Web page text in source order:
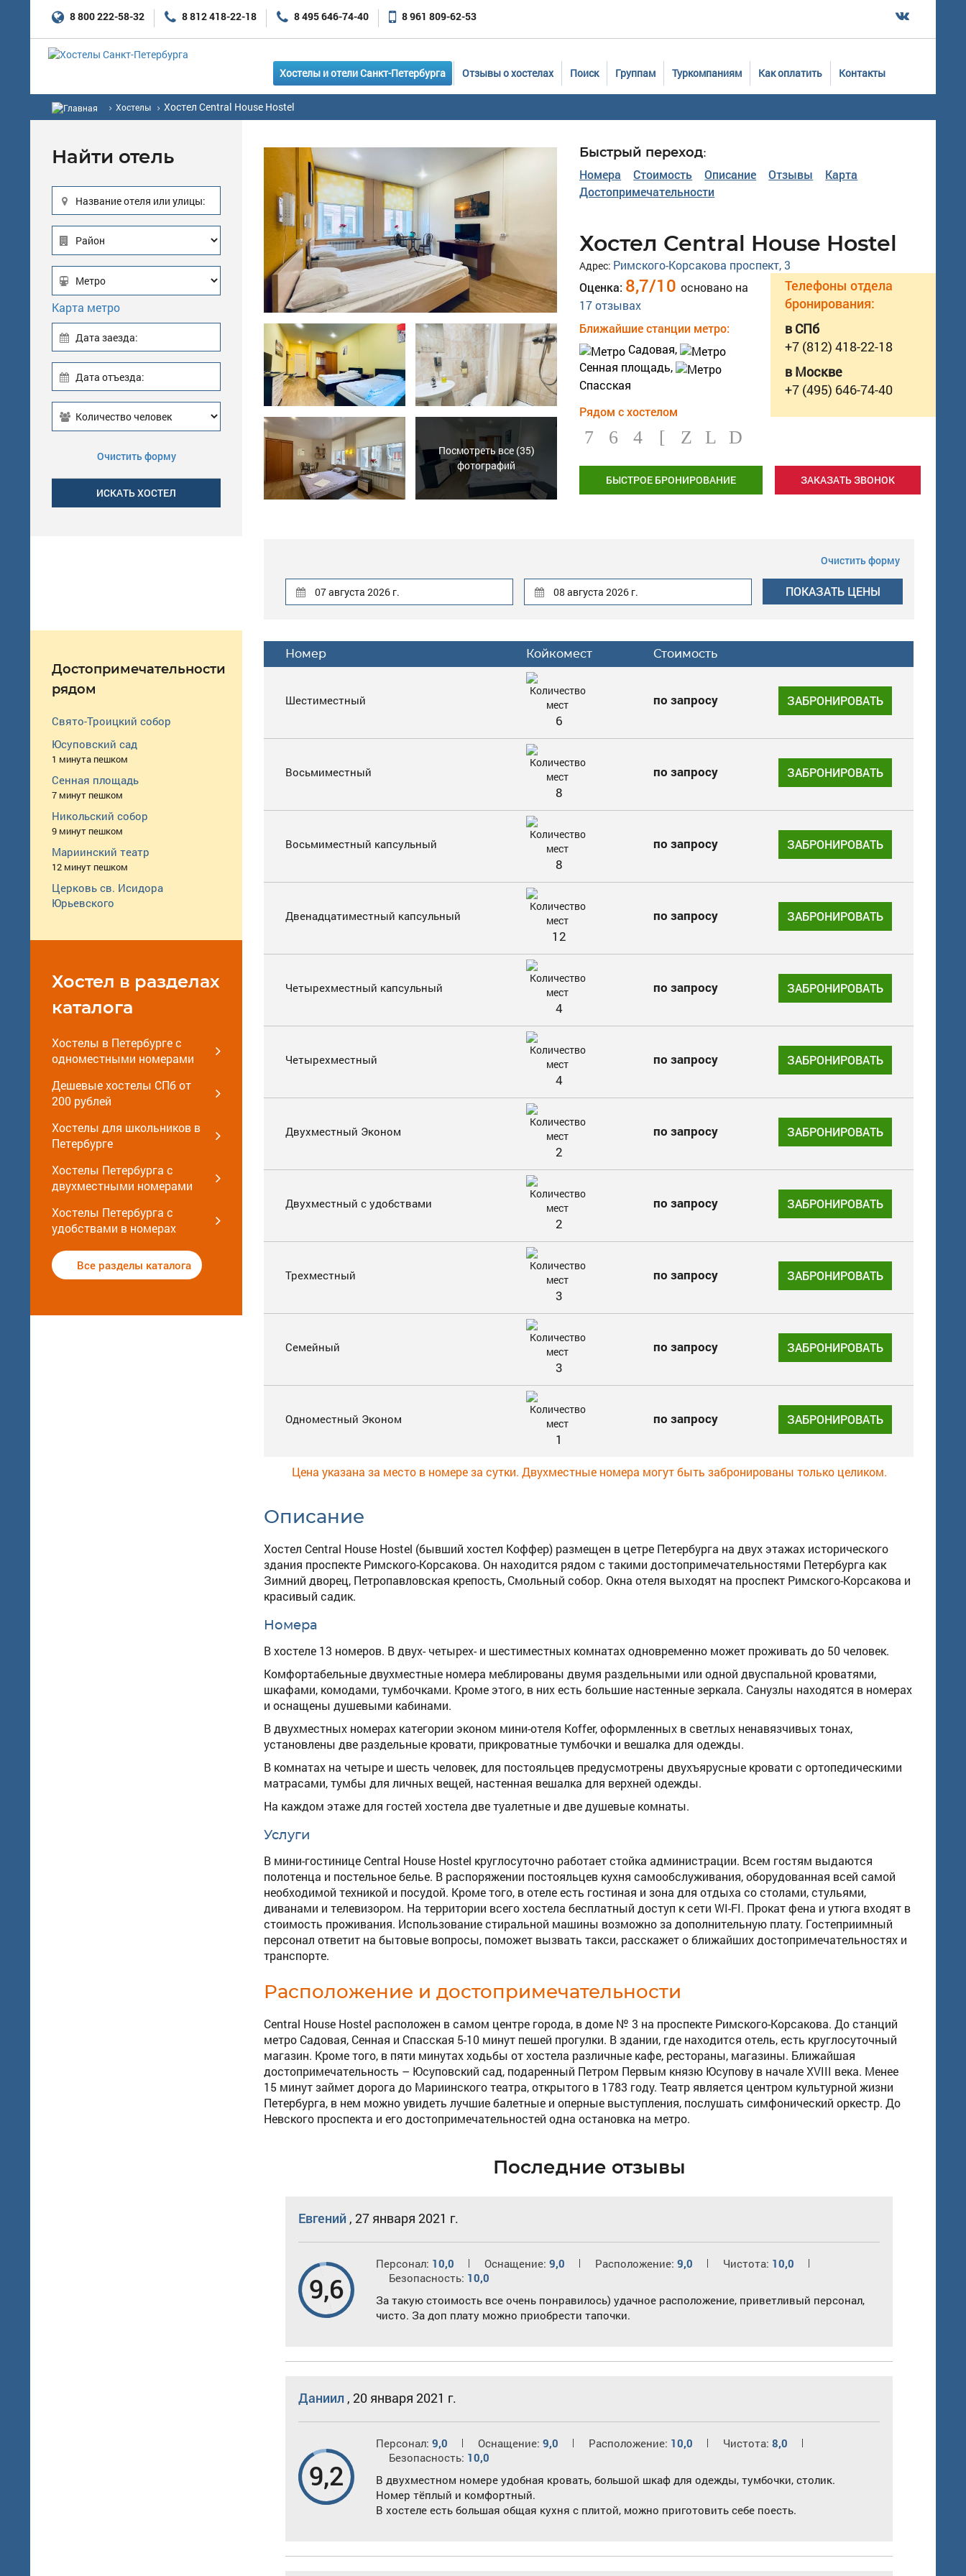
8 800 222-58-32 8 812 418-22-18 8 495 646-74-40 8 961 809-62-53
Хостелы и отели Санкт-Петербурга Отзывы о хостелах Поиск Группам Туркомпаниям Как оплатить Контакты
Хостелы Хостел Central House Hostel
Найти отель
Название отеля или улицы:
Карта метро
Дата заезда:
Дата отъезда:
Очистить форму
Достопримечательности
рядом
Свято-Троицкий собор
Юсуповский сад
1 минута пешком
Сенная площадь
7 минут пешком
Никольский собор
9 минут пешком
Мариинский театр
12 минут пешком
Церковь св. Исидора
Юрьевского
Хостел в разделах
каталога
Хостелы в Петербурге с
одноместными номерами
Дешевые хостелы СПб от
200 рублей
Хостелы для школьников в
Петербурге
Хостелы Петербурга с
двухместными номерами
Хостелы Петербурга с
удобствами в номерах
Все разделы каталога
Посмотреть все (35)
фотографий
Быстрый переход:
Номера Стоимость Описание Отзывы
Карта
Достопримечательности
Хостел Central House Hostel
Адрес: Римского-Корсакова проспект, 3
Оценка: 8,7/10 основано на
17отзывах
Ближайшие станции метро:
Садовая,
Сенная площадь,
Спасская
Телефоны отдела
бронирования:
в СПб
+7 (812) 418-22-18
в Москве
+7 (495) 646-74-40
Рядом с хостелом
БЫСТРОЕ БРОНИРОВАНИЕ ЗАКАЗАТЬ ЗВОНОК
Очистить форму
07 августа 2026 г. 08 августа 2026 г. ПОКАЗАТЬ ЦЕНЫ
Номер Койкомест Стоимость
Шестиместный
6
по запросу ЗАБРОНИРОВАТЬ
Восьмиместный
8
по запросу ЗАБРОНИРОВАТЬ
Восьмиместный капсульный
8
по запросу ЗАБРОНИРОВАТЬ
Двенадцатиместный капсульный
12
по запросу ЗАБРОНИРОВАТЬ
Четырехместный капсульный
4
по запросу ЗАБРОНИРОВАТЬ
Четырехместный
4
по запросу ЗАБРОНИРОВАТЬ
Двухместный Эконом
2
по запросу ЗАБРОНИРОВАТЬ
Двухместный с удобствами
2
по запросу ЗАБРОНИРОВАТЬ
Трехместный
3
по запросу ЗАБРОНИРОВАТЬ
Семейный
3
по запросу ЗАБРОНИРОВАТЬ
Одноместный Эконом
1
по запросу ЗАБРОНИРОВАТЬ
Цена указана за место в номере за сутки. Двухместные номера могут быть забронированы только целиком.
Описание
Хостел Central House Hostel (бывший хостел Коффер) размещен в цетре Петербурга на двух этажах исторического
здания проспекте Римского-Корсакова. Он находится рядом с такими достопримечательностями Петербурга как
Зимний дворец, Петропавловская крепость, Смольный собор. Окна отеля выходят на проспект Римского-Корсакова и
красивый садик.
Номера
В хостеле 13 номеров. В двух- четырех- и шестиместных комнатах одновременно может проживать до 50 человек.
Комфортабельные двухместные номера меблированы двумя раздельными или одной двуспальной кроватями,
шкафами, комодами, тумбочками. Кроме этого, в них есть большие настенные зеркала. Санузлы находятся в номерах
и оснащены душевыми кабинами.
В двухместных номерах категории эконом мини-отеля Koffer, оформленных в светлых ненавязчивых тонах,
установлены две раздельные кровати, прикроватные тумбочки и вешалка для одежды.
В комнатах на четыре и шесть человек, для постояльцев предусмотрены двухъярусные кровати с ортопедическими
матрасами, тумбы для личных вещей, настенная вешалка для верхней одежды.
На каждом этаже для гостей хостела две туалетные и две душевые комнаты.
Услуги
В мини-гостинице Central House Hostel круглосуточно работает стойка администрации. Всем гостям выдаются
полотенца и постельное белье. В распоряжении постояльцев кухня самообслуживания, оборудованная всей самой
необходимой техникой и посудой. Кроме того, в отеле есть гостиная и зона для отдыха со столами, стульями,
диванами и телевизором. На территории всего хостела бесплатный доступ к сети WI-FI. Прокат фена и утюга входят в
стоимость проживания. Использование стиральной машины возможно за дополнительную плату. Гостеприимный
персонал ответит на бытовые вопросы, поможет вызвать такси, расскажет о ближайших достопримечательностях и
транспорте.
Расположение и достопримечательности
Central House Hostel расположен в самом центре города, в доме № 3 на проспекте Римского-Корсакова. До станций
метро Садовая, Сенная и Спасская 5-10 минут пешей прогулки. В здании, где находится отель, есть круглосуточный
магазин. Кроме того, в пяти минутах ходьбы от хостела различные кафе, рестораны, магазины. Ближайшая
достопримечательность – Юсуповский сад, подаренный Петром Первым князю Юсупову в начале XVIII века. Менее
15 минут займет дорога до Мариинского театра, открытого в 1783 году. Театр является центром культурной жизни
Петербурга, в нем можно увидеть лучшие балетные и оперные выступления, послушать симфонический оркестр. До
Невского проспекта и его достопримечательностей одна остановка на метро.
Последние отзывы
Евгений , 27 января 2021 г.
9,6
Персонал: 10,0 Оснащение:9,0 Расположение:9,0 Чистота: 10,0
Безопасность: 10,0
За такую стоимость все очень понравилось) удачное расположение, приветливый персонал,
чисто. За доп плату можно приобрести тапочки.
Даниил , 20 января 2021 г.
9,2
Персонал:9,0 Оснащение:9,0 Расположение: 10,0 Чистота:8,0
Безопасность: 10,0
В двухместном номере удобная кровать, большой шкаф для одежды, тумбочки, столик.
Номер тёплый и комфортный.
В хостеле есть большая общая кухня с плитой, можно приготовить себе поесть.